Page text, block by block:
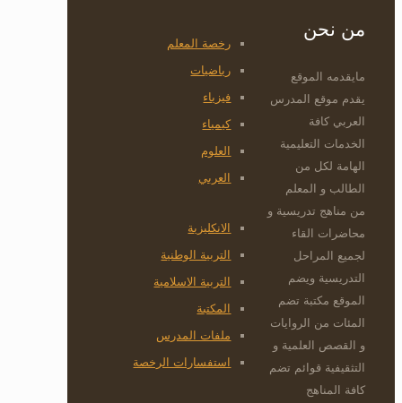
رخصة المعلم
رياضيات
فيزياء
كيمياء
العلوم
العربي
الانكليزية
التربية الوطنية
التربية الاسلامية
المكتبة
ملفات المدرس
استفسارات الرخصة
من نحن
مايقدمه الموقع
يقدم موقع المدرس
العربي كافة
الخدمات التعليمية
الهامة لكل من
الطالب و المعلم
من مناهج تدريسية و
محاضرات القاء
لجميع المراحل
التدريسية ويضم
الموقع مكتبة تضم
المئات من الروايات
و القصص العلمية و
التثقيفية قوائم تضم
كافة المناهج